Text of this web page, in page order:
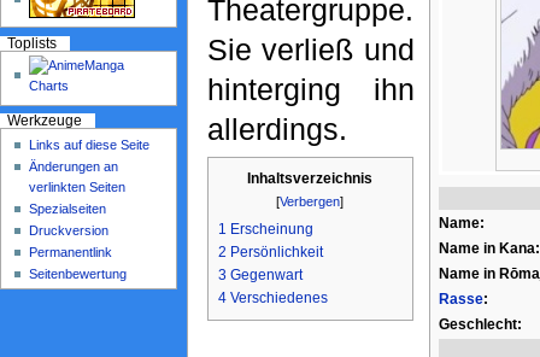
Name:
Name in Kana:
Name in
Rasse:
Geschlecht:
Theatergruppe.
Sie verließ und
hinterging ihn
allerdings.
Inhaltsverzeichnis
[Verbergen]
1 Erscheinung
2 Persönlichkeit
3 Gegenwart
4 Verschiedenes
Toplists
Werkzeuge
Links auf diese Seite
Änderungen an
verlinkten Seiten
Spezialseiten
Druckversion
Permanentlink
Seitenbewertung